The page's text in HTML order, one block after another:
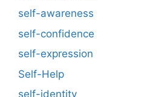
self-awareness
self-confidence
self-expression
Self-Help
self-identity